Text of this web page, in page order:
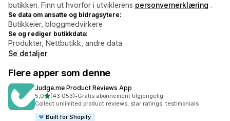
butikken. Finn ut hvorfor i utviklerens personvernerklæring .
Se data om ansatte og bidragsytere:
Butikkeier, bloggmedvirkere
Se og rediger butikkdata:
Produkter, Nettbutikk, andre data
Se detaljer
Flere apper som denne
Judge.me Product Reviews App
5,0av 5 stjerner
(43 053)
Totalt 43053 omtaler
•Gratis abonnement tilgjengelig
Collect unlimited product reviews, star ratings, testimonials
Built for Shopify